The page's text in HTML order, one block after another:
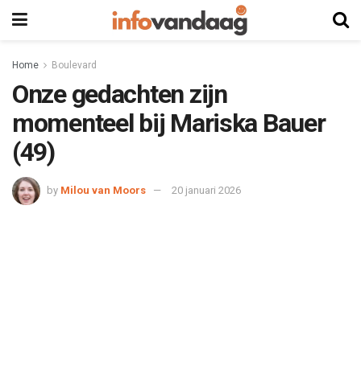
Home Boulevard
Onze gedachten zijn
momenteel bij Mariska Bauer
(49)
by Milou van Moors 20 januari 2026